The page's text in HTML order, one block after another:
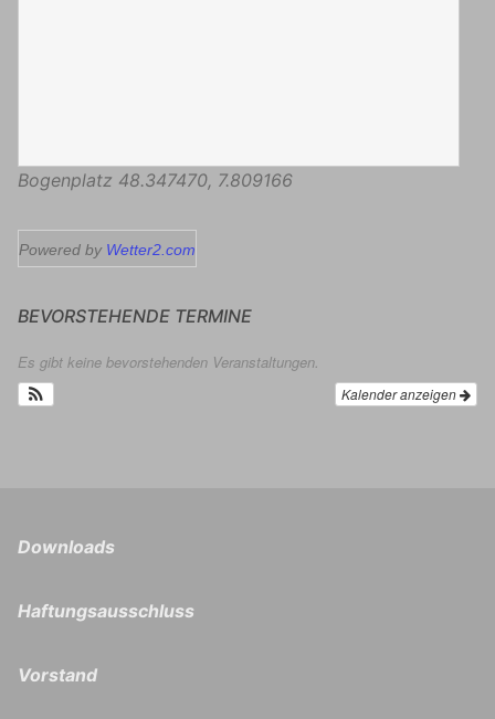
Bogenplatz 48.347470, 7.809166
Powered by Wetter2.com
BEVORSTEHENDE TERMINE
Es gibt keine bevorstehenden Veranstaltungen.
Kalender anzeigen
Downloads
Haftungsausschluss
Vorstand